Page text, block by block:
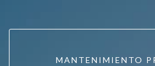
MANTENIMIENTO